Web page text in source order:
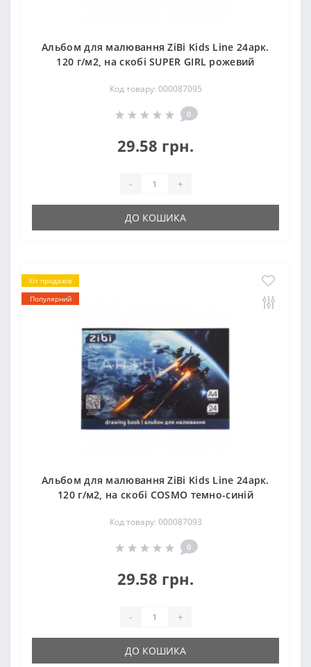
Альбом для малювання ZiBi Kids Line 24арк.
120 г/м2, на скобі SUPER GIRL рожевий
Код товару: 000087095
0
29.58 грн.
- +
ДО КОШИКА
Хіт продажів
Популярний
Альбом для малювання ZiBi Kids Line 24арк.
120 г/м2, на скобі COSMO темно-синій
Код товару: 000087093
0
29.58 грн.
- +
ДО КОШИКА